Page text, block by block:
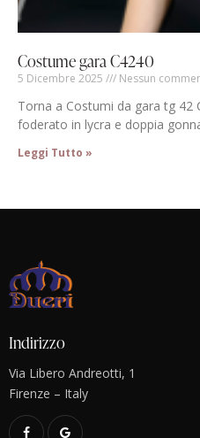
Costume gara C4240
5 Dicembre 2025 Nessun
Torna a Costumi da gara tg
foderato in lycra e doppia
Leggi Tutto »
Indirizzo
Via Libero Andreotti, 1
Firenze – Italy